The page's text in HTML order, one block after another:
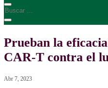
Prueban la
CAR-T contra el
Abr 7, 2023